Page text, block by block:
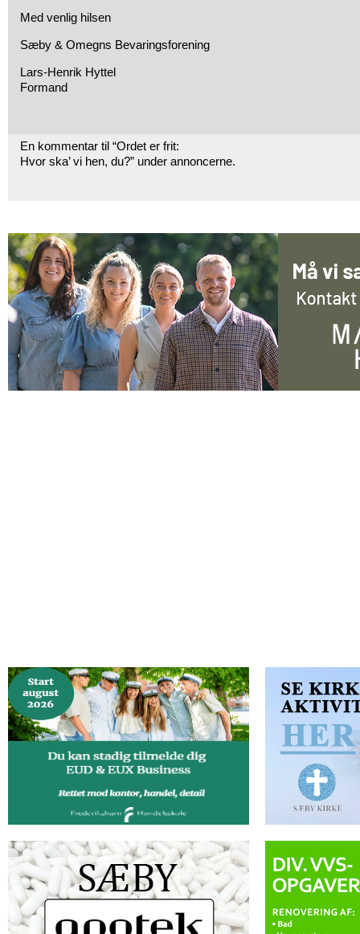
Med venlig hilsen
Sæby & Omegns Bevaringsforening
Lars-Henrik Hyttel
Formand
En kommentar til “Ordet er frit:
Hvor ska’ vi hen, du?” under annoncerne.